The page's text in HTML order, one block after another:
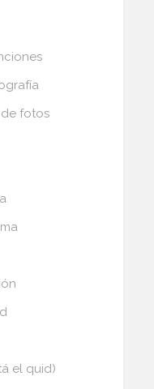
de fotos
el quid)